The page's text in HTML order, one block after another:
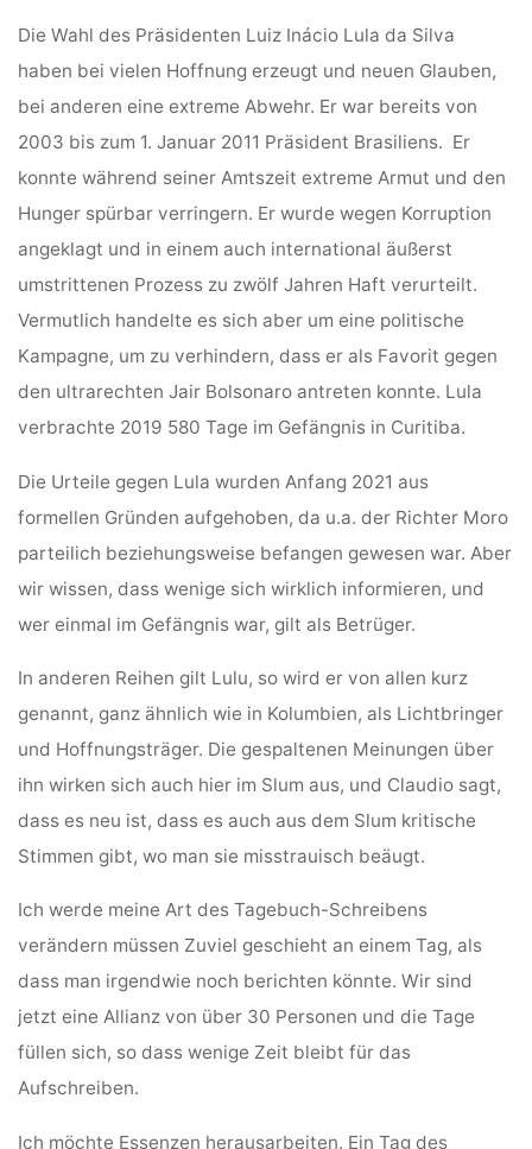
Die Wahl des Präsidenten Luiz Inácio Lula da Silva
haben bei vielen Hoffnung erzeugt und neuen Glauben,
bei anderen eine extreme Abwehr. Er war bereits von
2003 bis zum 1. Januar 2011 Präsident Brasiliens. Er
konnte während seiner Amtszeit extreme Armut und den
Hunger spürbar verringern. Er wurde wegen Korruption
angeklagt und in einem auch international äußerst
umstrittenen Prozess zu zwölf Jahren Haft verurteilt.
Vermutlich handelte es sich aber um eine politische
Kampagne, um zu verhindern, dass er als Favorit gegen
den ultrarechten Jair Bolsonaro antreten konnte. Lula
verbrachte 2019 580 Tage im Gefängnis in Curitiba.
Die Urteile gegen Lula wurden Anfang 2021 aus
formellen Gründen aufgehoben, da u.a. der Richter Moro
parteilich beziehungsweise befangen gewesen war. Aber
wir wissen, dass wenige sich wirklich informieren, und
wer einmal im Gefängnis war, gilt als Betrüger.
In anderen Reihen gilt Lulu, so wird er von allen kurz
genannt, ganz ähnlich wie in Kolumbien, als Lichtbringer
und Hoffnungsträger. Die gespaltenen Meinungen über
ihn wirken sich auch hier im Slum aus, und Claudio sagt,
dass es neu ist, dass es auch aus dem Slum kritische
Stimmen gibt, wo man sie misstrauisch beäugt.
Ich werde meine Art des Tagebuch-Schreibens
verändern müssen Zuviel geschieht an einem Tag, als
dass man irgendwie noch berichten könnte. Wir sind
jetzt eine Allianz von über 30 Personen und die Tage
füllen sich, so dass wenige Zeit bleibt für das
Aufschreiben.
Ich möchte Essenzen herausarbeiten. Ein Tag des